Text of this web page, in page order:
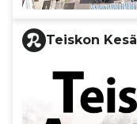
Teiskon Kesä